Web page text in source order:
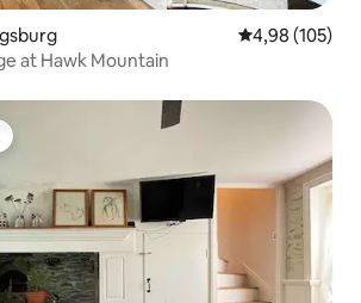
Átlagos
4,98 (105)
at Hawk Mountain